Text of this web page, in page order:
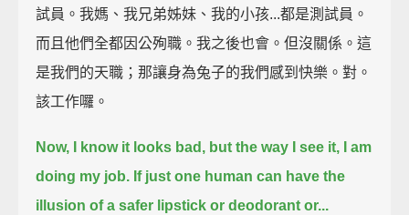
試員。我媽、我兄弟姊妹、我的小孩...都是測試員。
而且他們全都因公殉職。我之後也會。但沒關係。這
是我們的天職；那讓身為兔子的我們感到快樂。對。
該工作囉。
Now, I know it looks bad, but the way I see it, I am
doing my job. If just one human can have the
illusion of a safer lipstick or deodorant or...